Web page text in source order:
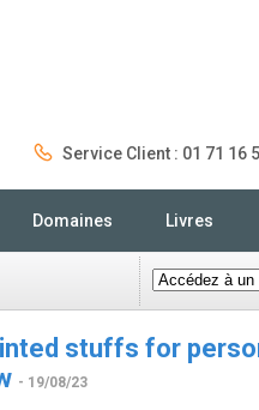
Service Client : 01 71 16
Domaines Livres
stuffs for
- 19/08/23